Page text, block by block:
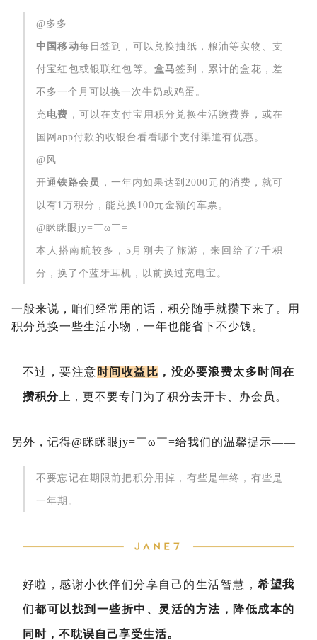
@多多
中国移动每日签到，可以兑换抽纸，粮油等实物、支
付宝红包或银联红包等。 盒马签到，累计的盒花，差
不多一个月可以换一次牛奶或鸡蛋。
充电费 ，可以在支付宝用积分兑换生活缴费券，或在
国网app付款的收银台看看哪个支付渠道有优惠。
@风
开通铁路会员 ，一年内如果达到2000元的消费，就可
以有1万积分，能兑换100元金额的车票。
@眯眯眼jy=￣ω￣=
本人搭南航较多，5月刚去了旅游，来回给了7千积
分，换了个蓝牙耳机，以前换过充电宝。
一般来说，咱们经常用的话，积分随手就攒下来了。用
积分兑换一些生活小物，一年也能省下不少钱。
不过，要注意 时间收益比 ，没必要浪费太多时间在
攒积分上 ，更不要专门为了积分去开卡、办会员。
另外，记得@眯眯眼jy=￣ω￣=给我们的温馨提示——
不要忘记在期限前把积分用掉，有些是年终，有些是
一年期。
好啦，感谢小伙伴们分享自己的生活智慧，希望我
们都可以找到一些折中、灵活的方法，降低成本的
同时，不耽误自己享受生活。